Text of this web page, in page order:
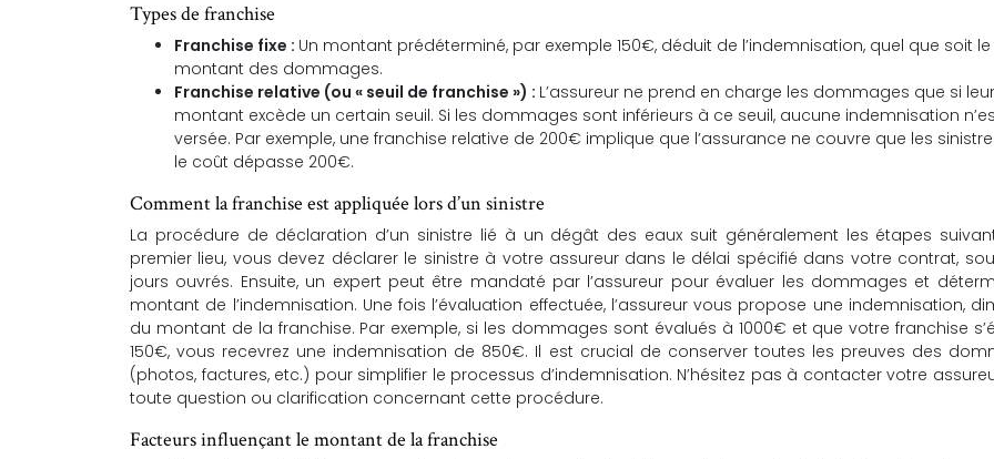
Types de franchise
Franchise fixe : Un montant prédéterminé, par exemple 150€, déduit de l’indemnisation, quel que soit le
montant des dommages.
Franchise relative (ou « seuil de franchise ») : L’assureur ne prend en charge les dommages que si leur
montant excède un certain seuil. Si les dommages sont inférieurs à ce seuil, aucune indemnisation
versée. Par exemple, une franchise relative de 200€ implique que l’assurance ne couvre que les
le coût dépasse 200€.
Comment la franchise est appliquée lors d’un sinistre
La procédure de déclaration d’un sinistre lié à un dégât des eaux suit généralement les étapes
premier lieu, vous devez déclarer le sinistre à votre assureur dans le délai spécifié dans votre contrat,
jours ouvrés. Ensuite, un expert peut être mandaté par l’assureur pour évaluer les dommages et
montant de l’indemnisation. Une fois l’évaluation effectuée, l’assureur vous propose une indemnisation,
du montant de la franchise. Par exemple, si les dommages sont évalués à 1000€ et que votre franchise
150€, vous recevrez une indemnisation de 850€. Il est crucial de conserver toutes les preuves des
(photos, factures, etc.) pour simplifier le processus d’indemnisation. N’hésitez pas à contacter votre
toute question ou clarification concernant cette procédure.
Facteurs influençant le montant de la franchise